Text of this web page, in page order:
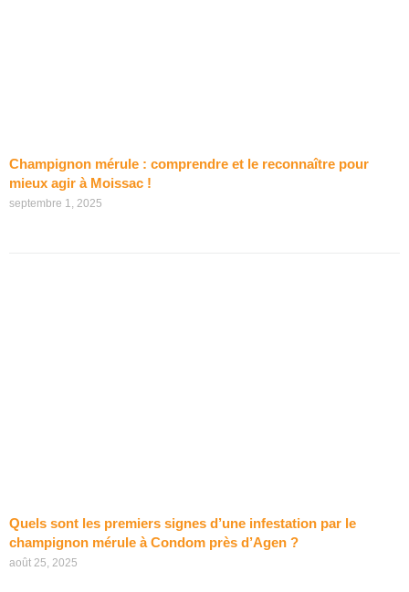
Champignon mérule : comprendre et le reconnaître pour
mieux agir à Moissac !
septembre 1, 2025
Quels sont les premiers signes d’une infestation par le
champignon mérule à Condom près d’Agen ?
août 25, 2025